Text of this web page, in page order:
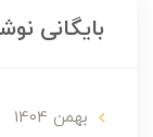
بایگانی
بهمن 1404